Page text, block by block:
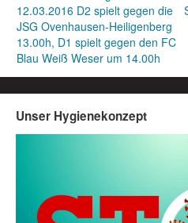
12.03.2016 D2 spielt gegen die
JSG Ovenhausen-Heiligenberg
13.00h, D1 spielt gegen den FC
Blau Weiß Weser um 14.00h
Unser Hygienekonzept